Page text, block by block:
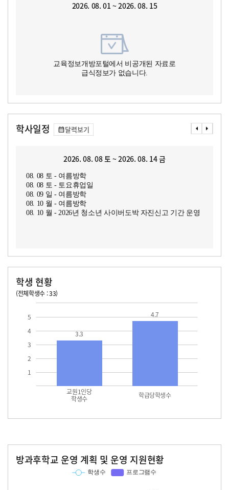
2026. 08. 01 ~ 2026. 08. 15
교육정보개방포털에서 비공개된 자료로
급식정보가 없습니다.
학사일정 달력보기
2026. 08. 08 토 ~ 2026. 08. 14 금
08. 08 토 - 여름방학
08. 08 토 - 토요휴업일
08. 09 일 - 여름방학
08. 10 월 - 여름방학
08. 10 월 - 2026년 청소년 사이버도박 자진신고 기간 운영
학생 현황
(전체학생수 : 33)
1
2
3
4
5
교원1인당
학생수 학급당학생수
3.3
4.7
방과후학교 운영 계획 및 운영 지원현황